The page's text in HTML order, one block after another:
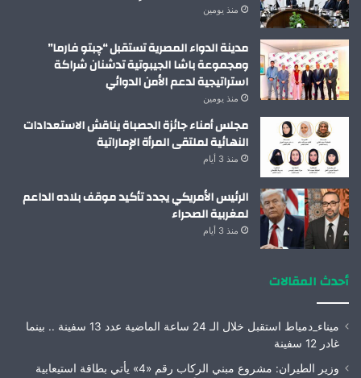
منذ يومين
مدينة الدواء المصرية تستقبل “چبتو فارما”
ومجموعة باشا الجيبوتية تدشنان شراكة
استراتيجية لدعم الأمن الدوائي
منذ يومين
مجلس أمناء جائزة الحصباة يناقش الاستعدادات
النهائية لملتقى المرأة الإماراتية
منذ 3 أيام
الرئيس الأمريكي يجدد تأكيد موقف بلاده الداعم
لمغربية الصحراء
منذ 3 أيام
أحدث المقالات
ميناء_دمياط استقبل خلال الـ 24 ساعة الماضية عدد 13 سفينة .. بينما
غادر 12 سفينة
وزير الطيران: مشروع مبني الركاب رقم «4» يأتي بطاقة استيعابية